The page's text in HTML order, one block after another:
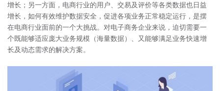
增长；另一方面，电商行业的用户、交易及评价等各类数据也日益
增长，如何有效维护数据安全，促进各项业务正常稳定运行，是摆
在电商行业面前的一个大挑战。对电子商务企业来说，迫切需要一
个既能够适应庞大业务规模（海量数据）、又能够满足业务快速增
长及动态需求的解决方案。